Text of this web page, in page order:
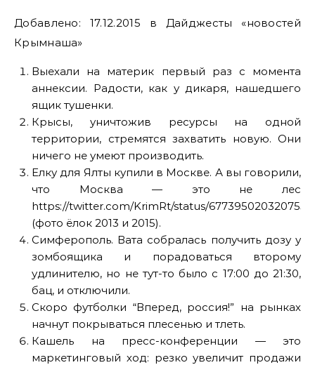
Добавлено: 17.12.2015 в Дайджесты «новостей
Крымнаша»
Выехали на материк первый раз с момента
аннексии. Радости, как у дикаря, нашедшего
ящик тушенки.
Крысы, уничтожив ресурсы на одной
территории, стремятся захватить новую. Они
ничего не умеют производить.
Елку для Ялты купили в Москве. А вы говорили,
что Москва — это не лес
https://twitter.com/KrimRt/status/
(фото ёлок 2013 и 2015).
Симферополь. Вата собралась получить дозу у
зомбоящика и порадоваться второму
удлинителю, но не тут-то было с 17:00 до 21:30,
бац, и отключили.
Скоро футболки “Вперед, россия!” на рынках
начнут покрываться плесенью и тлеть.
Кашель на пресс-конференции — это
маркетинговый ход: резко увеличит продажи